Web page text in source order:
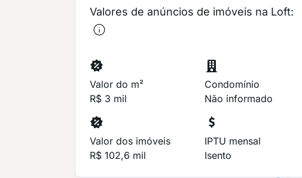
Valores de anúncios de imóveis na Loft:
Valor do m²
R$ 3 mil
Condomínio
Não informado
Valor dos imóveis
R$ 102,6 mil
IPTU mensal
Isento